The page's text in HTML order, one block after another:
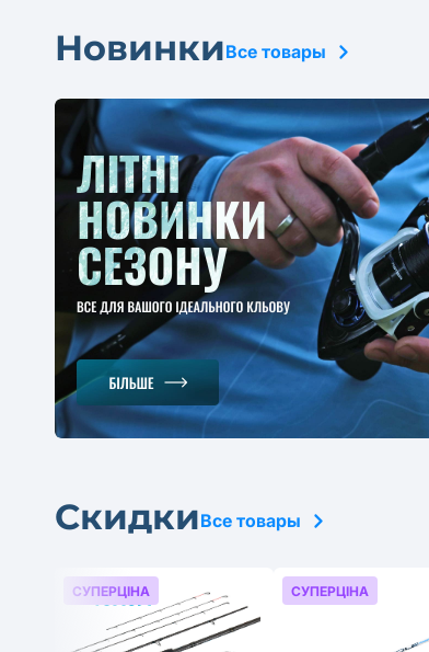
НовинкиВсе товары
СкидкиВсе товары
СУПЕРЦІНА
СУПЕРЦІНА